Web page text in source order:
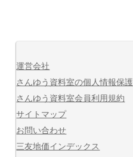
運営会社
さんゆう資料室の個人情報保護
さんゆう資料室会員利用規約
サイトマップ
お問い合わせ
三友地価インデックス